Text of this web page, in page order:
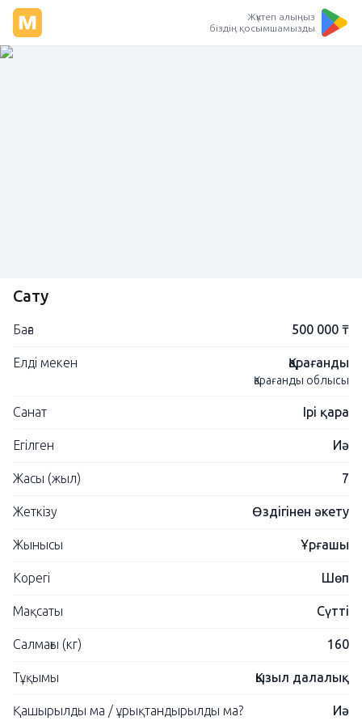
Жүктеп алыңыз
біздің қосымшамызды
Сату
Баға 500 000 ₸
Елді мекен Қарағанды
Қарағанды ​​облысы
Санат Ірі қара
Егілген Иә
Жасы (жыл) 7
Жеткізу Өздігінен әкету
Жынысы Ұрғашы
Корегі Шөп
Мақсаты Сүтті
Салмағы (кг) 160
Тұқымы Қызыл далалық
Қашырылды ма / ұрықтандырылды ма? Иә